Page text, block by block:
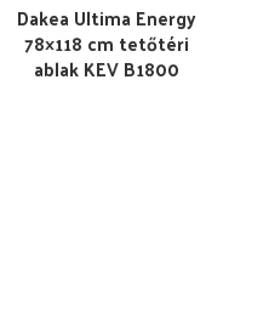
Dakea Ultima Energy
78×118 cm tetőtéri
ablak KEV B1800